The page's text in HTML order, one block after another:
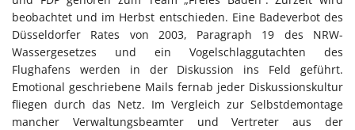
beobachtet und im Herbst entschieden. Eine Badeverbot des
Düsseldorfer Rates von 2003, Paragraph 19 des NRW-
Wassergesetzes und ein Vogelschlaggutachten des
Flughafens werden in der Diskussion ins Feld geführt.
Emotional geschriebene Mails fernab jeder Diskussionskultur
fliegen durch das Netz. Im Vergleich zur Selbstdemontage
mancher Verwaltungsbeamter und Vertreter aus der